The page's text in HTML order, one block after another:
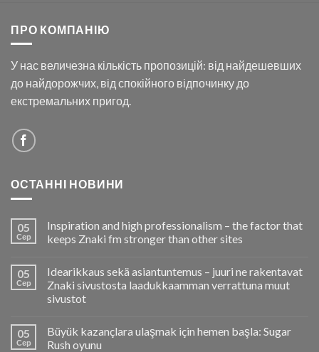
ПРО КОМПАНІЮ
У нас величезна кількість пропозицій: від найдешевших
до найдорожчих, від спокійного відпочинку до
екстремальних пригод.
ОСТАННІ НОВИНИ
05
Сер
Inspiration and high professionalism – the factor that
keeps Znaki fm stronger than other sites
05
Сер
Idearikkaus sekä asiantuntemus – juuri ne rakentavat
Znaki sivustosta laadukkaamman verrattuna muut
sivustot
05
Сер
Büyük kazançlara ulaşmak için hemen başla: Sugar
Rush oyunu